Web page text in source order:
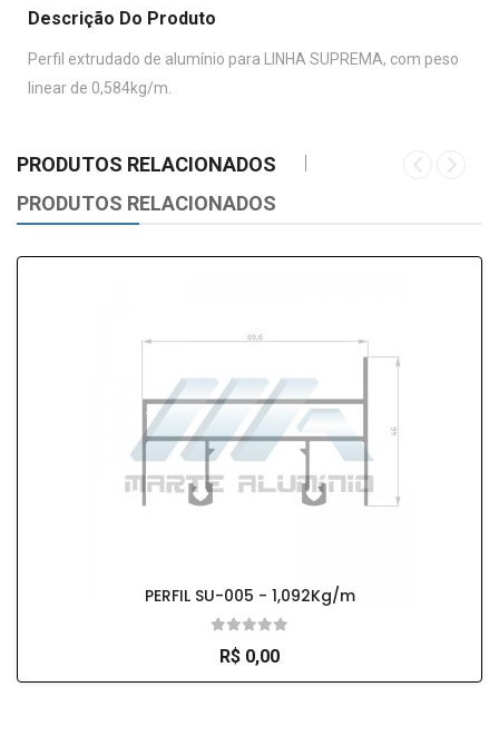
Descrição Do Produto
Perfil extrudado de alumínio para LINHA SUPREMA, com peso
linear de 0,584kg/m.
PRODUTOS RELACIONADOS
PRODUTOS RELACIONADOS
PERFIL SU-005 - 1,092Kg/m
R$ 0,00